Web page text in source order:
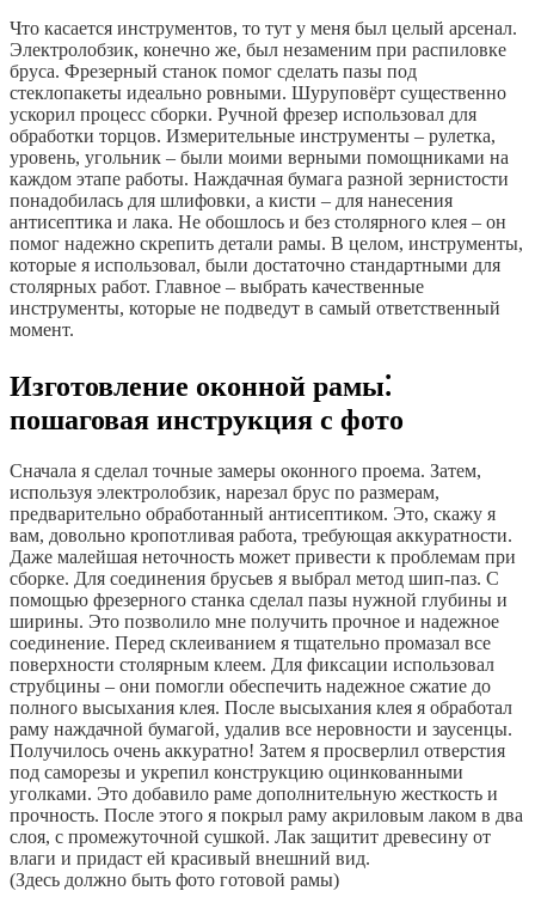
Что касается инструментов, то тут у меня был целый арсенал.
Электролобзик, конечно же, был незаменим при распиловке
бруса. Фрезерный станок помог сделать пазы под
стеклопакеты идеально ровными. Шуруповёрт существенно
ускорил процесс сборки. Ручной фрезер использовал для
обработки торцов. Измерительные инструменты – рулетка,
уровень, угольник – были моими верными помощниками на
каждом этапе работы. Наждачная бумага разной зернистости
понадобилась для шлифовки, а кисти – для нанесения
антисептика и лака. Не обошлось и без столярного клея – он
помог надежно скрепить детали рамы. В целом, инструменты,
которые я использовал, были достаточно стандартными для
столярных работ. Главное – выбрать качественные
инструменты, которые не подведут в самый ответственный
момент.
Изготовление оконной рамы⁚
пошаговая инструкция с фото
Сначала я сделал точные замеры оконного проема. Затем,
используя электролобзик, нарезал брус по размерам,
предварительно обработанный антисептиком. Это, скажу я
вам, довольно кропотливая работа, требующая аккуратности.
Даже малейшая неточность может привести к проблемам при
сборке. Для соединения брусьев я выбрал метод шип-паз. С
помощью фрезерного станка сделал пазы нужной глубины и
ширины. Это позволило мне получить прочное и надежное
соединение. Перед склеиванием я тщательно промазал все
поверхности столярным клеем. Для фиксации использовал
струбцины – они помогли обеспечить надежное сжатие до
полного высыхания клея. После высыхания клея я обработал
раму наждачной бумагой, удалив все неровности и заусенцы.
Получилось очень аккуратно! Затем я просверлил отверстия
под саморезы и укрепил конструкцию оцинкованными
уголками. Это добавило раме дополнительную жесткость и
прочность. После этого я покрыл раму акриловым лаком в два
слоя, с промежуточной сушкой. Лак защитит древесину от
влаги и придаст ей красивый внешний вид.
(Здесь должно быть фото готовой рамы)